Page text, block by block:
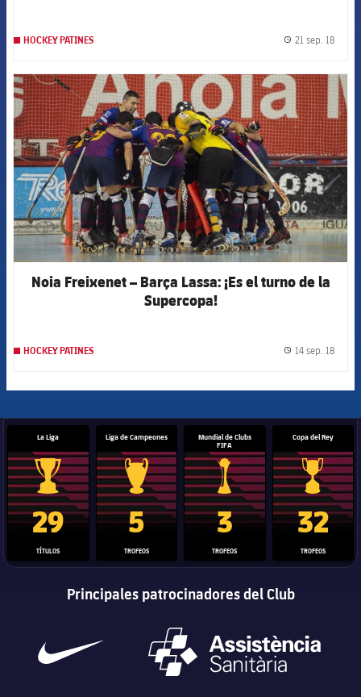
HOCKEY PATINES 21 sep. 18
FCB Barcelona badge
Noia Freixenet – Barça Lassa: ¡Es el turno de la
Supercopa!
HOCKEY PATINES 14 sep. 18
La Liga
Trofeo de La Liga
29
TÍTULOS
Liga de Campeones
Trofeo de la Liga de Campeones
5
TROFEOS
Mundial de Clubs
FIFA
Trofeo del Mundial de
3
TROFEOS
Copa del Rey
Copa del
32
TROFEOS
Principales patrocinadores del Club